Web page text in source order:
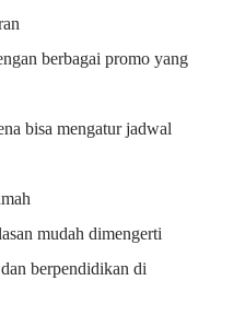
berbagai promo yang
bisa mengatur jadwal
mudah dimengerti
berpendidikan di